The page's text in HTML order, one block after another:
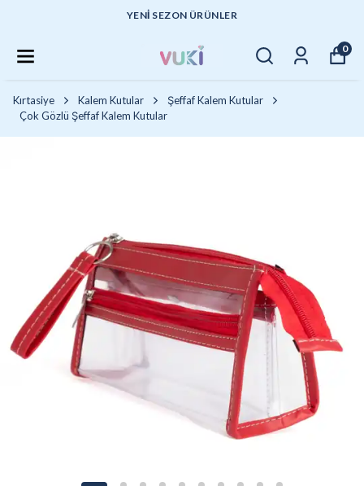
YENI SEZON ÜRÜNLER
0
Kırtasiye Kalem Kutular
Şeffaf Kalem Kutular
Çok Gözlü Şeffaf Kalem Kutular